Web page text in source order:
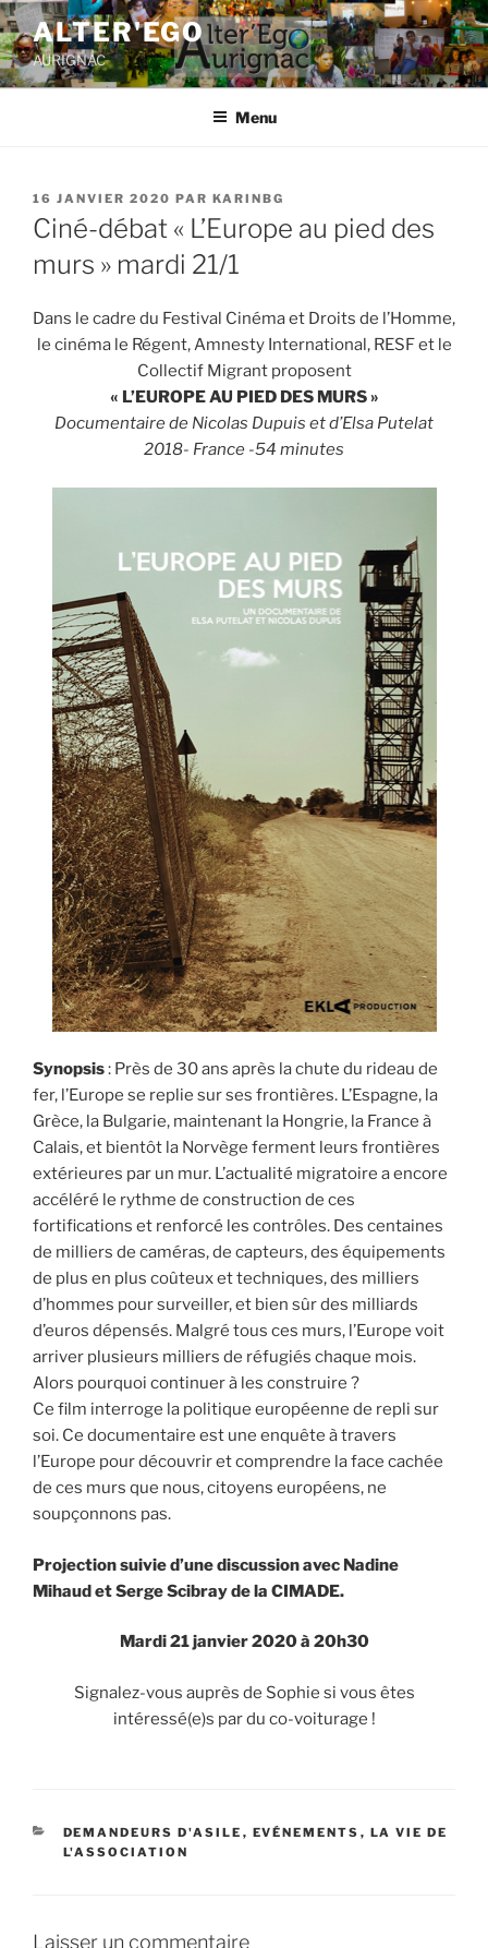
ALTER'EGO
AURIGNAC
Menu
16 JANVIER 2020 PAR KARINBG
Ciné-débat « L’Europe au pied des
murs » mardi 21/1
Dans le cadre du Festival Cinéma et Droits de l’Homme,
le cinéma le Régent, Amnesty International, RESF et le
Collectif Migrant proposent
« L’EUROPE AU PIED DES MURS »
Documentaire de Nicolas Dupuis et d’Elsa Putelat
2018- France -54 minutes
Synopsis: Près de 30 ans après la chute du rideau de
fer, l’Europe se replie sur ses frontières. L’Espagne, la
Grèce, la Bulgarie, maintenant la Hongrie, la France à
Calais, et bientôt la Norvège ferment leurs frontières
extérieures par un mur. L’actualité migratoire a encore
accéléré le rythme de construction de ces
fortifications et renforcé les contrôles. Des centaines
de milliers de caméras, de capteurs, des équipements
de plus en plus coûteux et techniques, des milliers
d’hommes pour surveiller, et bien sûr des milliards
d’euros dépensés. Malgré tous ces murs, l’Europe voit
arriver plusieurs milliers de réfugiés chaque mois.
Alors pourquoi continuer à les construire ?
Ce film interroge la politique européenne de repli sur
soi. Ce documentaire est une enquête à travers
l’Europe pour découvrir et comprendre la face cachée
de ces murs que nous, citoyens européens, ne
soupçonnons pas.
Projection suivie d’une discussion avec Nadine
Mihaud et Serge Scibray de la CIMADE.
Mardi 21 janvier 2020 à 20h30
Signalez-vous auprès de Sophie si vous êtes
intéressé(e)s par du co-voiturage !
DEMANDEURS D'ASILE , EVÉNEMENTS , LA VIE DE
L'ASSOCIATION
Laisser un commentaire